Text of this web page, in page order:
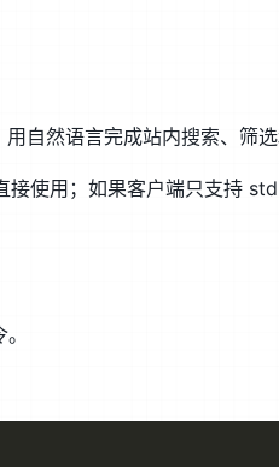
自然语言完成站内搜索、筛选
使用；如果客户端只支持